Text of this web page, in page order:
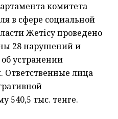
комитета
в сфере социальной
Жетісу проведено
28 нарушений и
устранении
лица
540,5 тыс. тенге.